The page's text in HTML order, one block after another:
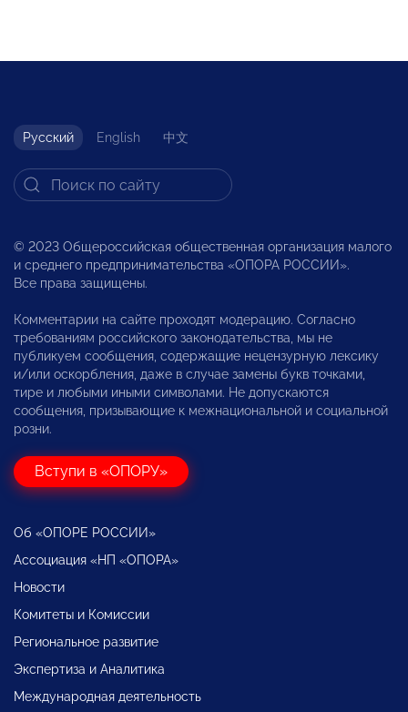
Русский English 中文
© 2023 Общероссийская общественная организация малого
и среднего предпринимательства «ОПОРА РОССИИ».
Все права защищены.
Комментарии на сайте проходят модерацию. Согласно
требованиям российского законодательства, мы не
публикуем сообщения, содержащие нецензурную лексику
и/или оскорбления, даже в случае замены букв точками,
тире и любыми иными символами. Не допускаются
сообщения, призывающие к межнациональной и социальной
розни.
Вступи в «ОПОРУ»
Об «ОПОРЕ РОССИИ»
Ассоциация «НП «ОПОРА»
Новости
Комитеты и Комиссии
Региональное развитие
Экспертиза и Аналитика
Международная деятельность